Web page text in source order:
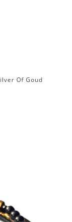
Of Goud